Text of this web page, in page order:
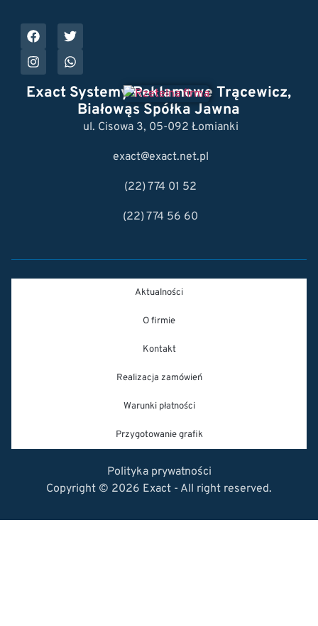
Exact Systemy Reklamowe Trącewicz,
Białowąs Spółka Jawna
ul. Cisowa 3, 05-092 Łomianki
exact@exact.net.pl
(22) 774 01 52
(22) 774 56 60
Aktualności
O firmie
Kontakt
Realizacja zamówień
Warunki płatności
Przygotowanie grafik
Polityka prywatności
Copyright © 2026 Exact - All right reserved.